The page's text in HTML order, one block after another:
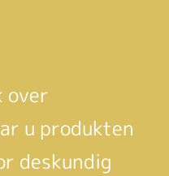
over
u produkten
deskundig